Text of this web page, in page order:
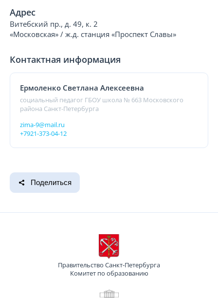
Адрес
Витебский пр., д. 49, к. 2
«Московская» / ж.д. станция «Проспект Славы»
Контактная информация
Ермоленко Светлана Алексеевна
социальный педагог ГБОУ школа № 663 Московского
района Санкт-Петербурга
zima-9@mail.ru
+7921-373-04-12
Поделиться
Правительство Санкт-Петербурга
Комитет по образованию